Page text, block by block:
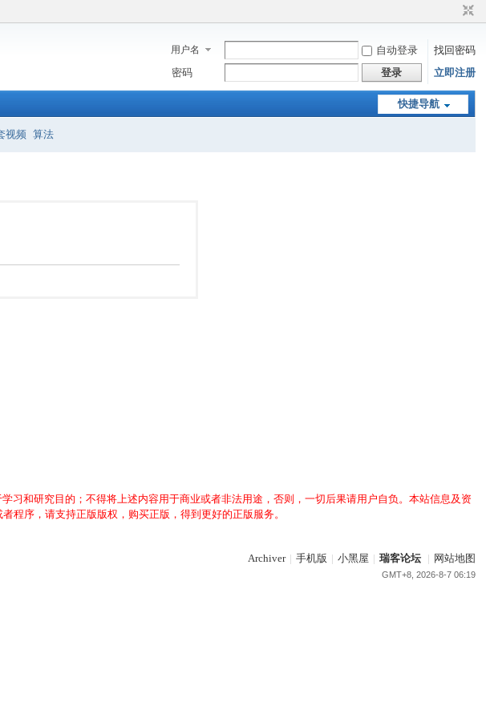
用户名 自动登录
找回密码
密码
登录 立即注册
快捷导航
视频 算法
和研究目的；不得将上述内容用于商业或者非法用途，否则，一切后果请用户自负。本站信息及资
程序，请支持正版版权，购买正版，得到更好的正版服务。
Archiver | 手机版 | 小黑屋 | 瑞客论坛 | 网站地图
GMT+8, 2026-8-7 06:19